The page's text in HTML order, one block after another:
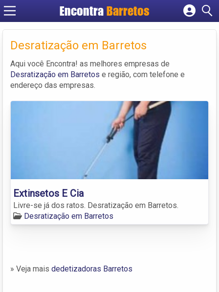
Encontra Barretos
Cadastrar empresa
Criar conta
Desratização em Barretos
Aqui você Encontra! as melhores empresas de
Desratização em Barretos e região, com telefone e
endereço das empresas.
Extinsetos E Cia
Livre-se já dos ratos. Desratização em Barretos.
Desratização em Barretos
» Veja mais dedetizadoras Barretos